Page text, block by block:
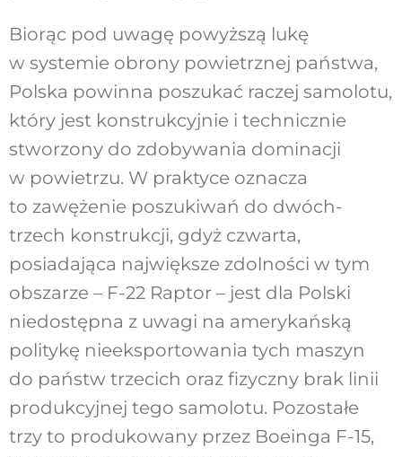
Biorąc pod uwagę powyższą lukę
w systemie obrony powietrznej państwa,
Polska powinna poszukać raczej samolotu,
który jest konstrukcyjnie i technicznie
stworzony do zdobywania dominacji
w powietrzu. W praktyce oznacza
to zawężenie poszukiwań do dwóch-
trzech konstrukcji, gdyż czwarta,
posiadająca największe zdolności w tym
obszarze – F-22 Raptor – jest dla Polski
niedostępna z uwagi na amerykańską
politykę nieeksportowania tych maszyn
do państw trzecich oraz fizyczny brak linii
produkcyjnej tego samolotu. Pozostałe
trzy to produkowany przez Boeinga F-15,